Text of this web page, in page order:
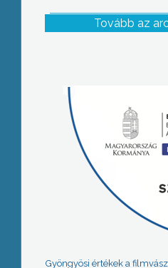
Tovább az
Gyöngyösi értékek a